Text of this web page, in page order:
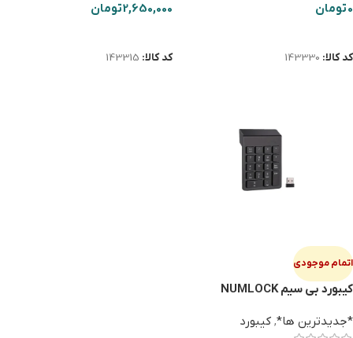
0تومان
کد کالا: 143330
2,650,000تومان
کد کالا: 143315
اتمام موجودی
کیبورد بی سیم NUMLOCK
*جدیدترین ها*, کیبورد